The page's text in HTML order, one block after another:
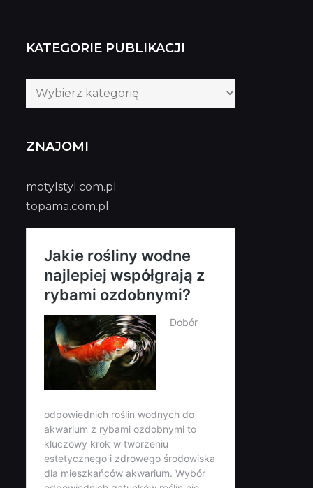
KATEGORIE PUBLIKACJI
Kategorie
publikacji
ZNAJOMI
motylstyl.com.pl
topama.com.pl